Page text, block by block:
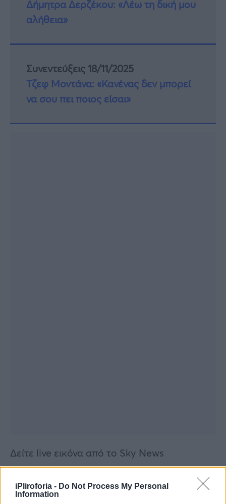
iPliroforia - Do Not Process My Personal
Information
Δήμητρα Δερζέκου: «Λέω τη δική μου
αλήθεια»
Συνεντεύξεις 18/11/2025
Τζεφ Μοντάνα: «Κανένας δεν μπορεί
να σου πει ποιος είσαι»
Δείτε live εικόνα από το Sky News
v=9Auq9mYxFEE